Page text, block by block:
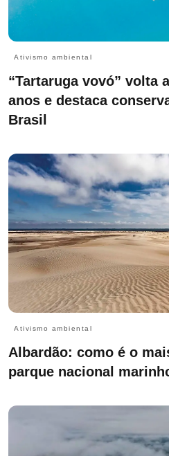
Ativismo ambiental
“Tartaruga vovó” volta
anos e destaca
Brasil
Ativismo ambiental
Albardão: como é o
parque nacional